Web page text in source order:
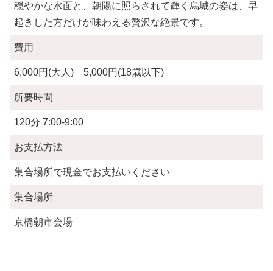
穏やかな水面と、朝陽に照らされて輝く烏城の姿は、早
起きした方だけが味わえる贅沢な絶景です。
費用
6,000円(大人) 5,000円(18歳以下)
所要時間
120分 7:00-9:00
お支払方法
集合場所で現金でお支払いください
集合場所
京橋朝市会場